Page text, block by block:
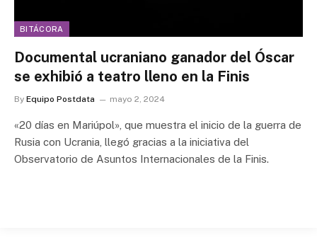
BITÁCORA
Documental ucraniano ganador del Óscar
se exhibió a teatro lleno en la Finis
By Equipo Postdata mayo 2, 2024
«20 días en Mariúpol», que muestra el inicio de la guerra de
Rusia con Ucrania, llegó gracias a la iniciativa del
Observatorio de Asuntos Internacionales de la Finis.